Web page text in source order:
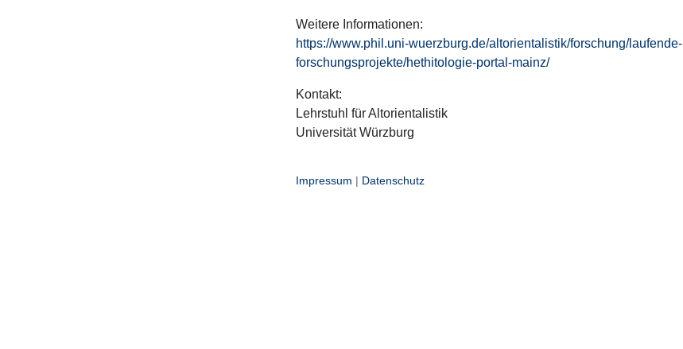
Weitere Informationen:
https://www.phil.uni-wuerzburg.de/altorientalistik/forschung/laufende-
forschungsprojekte/hethitologie-portal-mainz/
Kontakt:
Lehrstuhl für Altorientalistik
Universität Würzburg
Impressum | Datenschutz